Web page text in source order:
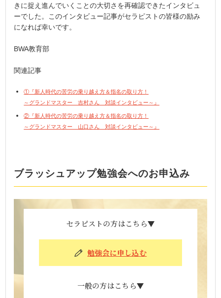
きに捉え進んでいくことの大切さを再確認できたインタビュ
ーでした。このインタビュー記事がセラピストの皆様の励み
になれば幸いです。
BWA教育部
関連記事
①『新人時代の苦労の乗り越え方＆指名の取り方！
～グランドマスター 吉村さん 対談インタビュー～』
②『新人時代の苦労の乗り越え方＆指名の取り方！
～グランドマスター 山口さん 対談インタビュー～』
ブラッシュアップ勉強会へのお申込み
セラピストの方はこちら▼
勉強会に申し込む
一般の方はこちら▼